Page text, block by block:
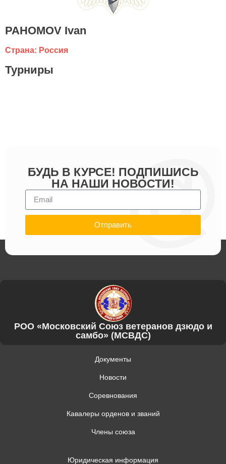
PAHOMOV Ivan
Страна: Россия
Турниры
БУДЬ В КУРСЕ! ПОДПИШИСЬ
НА НАШИ НОВОСТИ!
Отправить
РОО «Московский Союз ветеранов дзюдо и
самбо» (МСВДС)
Документы
Новости
Соревнования
Кавалеры орденов и званий
Члены союза
Юридическая информация